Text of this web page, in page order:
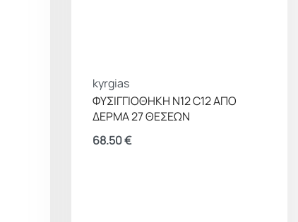
kyrgias
ΦΥΣΙΓΓΙΟΘΗΚΗ Ν12 C12 ΑΠΟ
ΔΕΡΜΑ 27 ΘΕΣΕΩΝ
68.50€